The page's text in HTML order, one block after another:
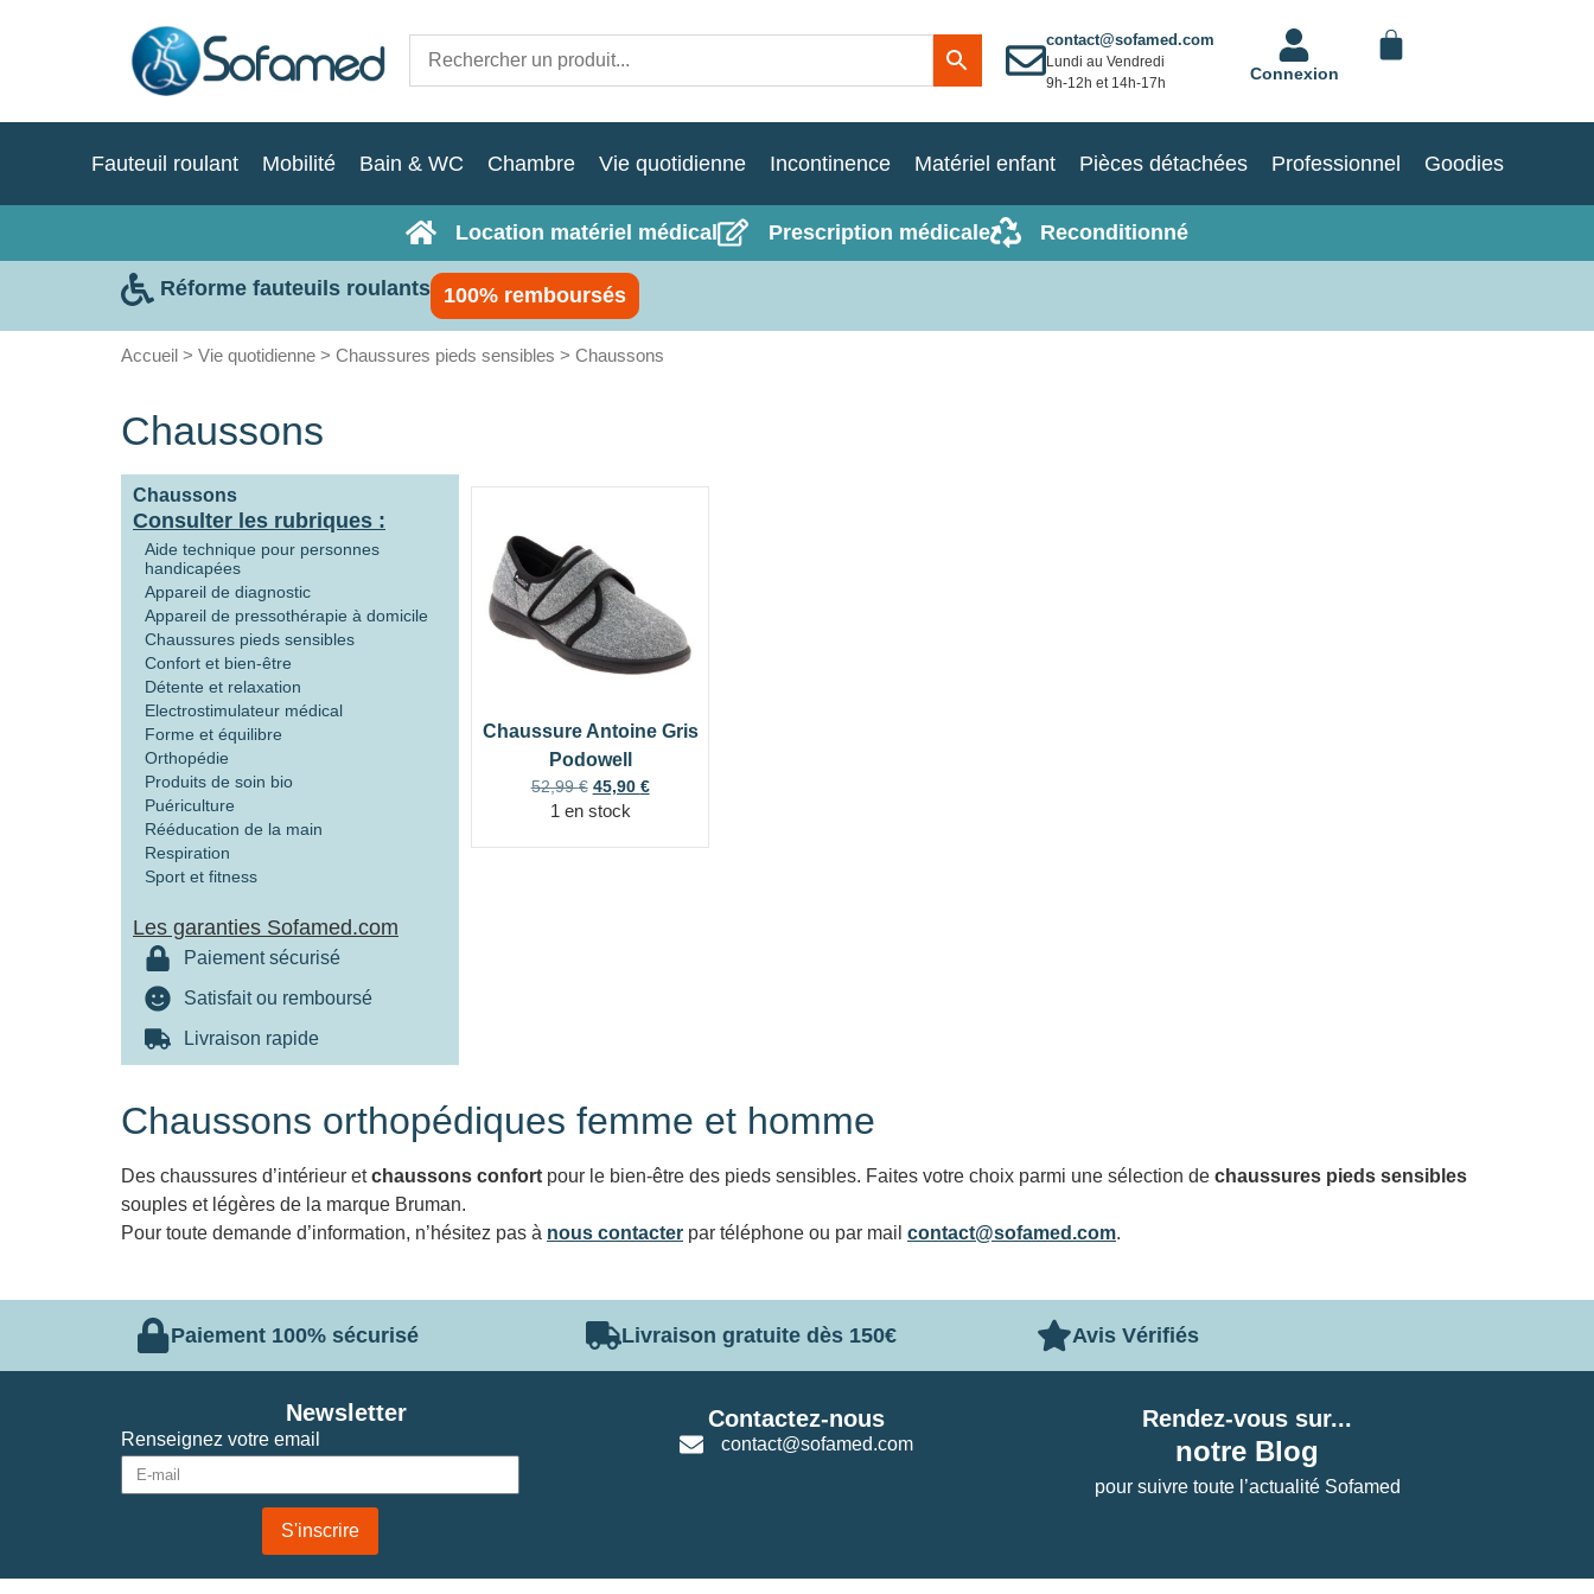
contact@sofamed.com
Lundi au Vendredi
9h-12h et 14h-17h
Connexion
Fauteuil roulant Mobilité Bain & WC Chambre Vie quotidienne Incontinence Matériel enfant Pièces détachées Professionnel Goodies
Location matériel médical Prescription médicale Reconditionné
Réforme fauteuils roulants 100% remboursés
Accueil > Vie quotidienne > Chaussures pieds sensibles > Chaussons
Chaussons
Chaussons
Consulter les rubriques :
Aide technique pour personnes
handicapées
Appareil de diagnostic
Appareil de pressothérapie à domicile
Chaussures pieds sensibles
Confort et bien-être
Détente et relaxation
Electrostimulateur médical
Forme et équilibre
Orthopédie
Produits de soin bio
Puériculture
Rééducation de la main
Respiration
Sport et fitness
Les garanties Sofamed.com
Paiement sécurisé
Satisfait ou remboursé
Livraison rapide
Chaussure Antoine Gris
Podowell
52,99€ 45,90 €
1 en stock
Chaussons orthopédiques femme et homme
Des chaussures d’intérieur etchaussons confort pour le bien-être des pieds sensibles. Faites votre choix parmi une sélection de chaussures pieds sensibles
souples et légères de la marque Bruman.
Pour toute demande d’information, n’hésitez pas à nous contacter par téléphone ou par mail contact@sofamed.com.
Paiement 100% sécurisé Livraison gratuite dès 150€ Avis Vérifiés
Renseignez votre email
S'inscrire
Newsletter Contactez-nous
contact@sofamed.com
Rendez-vous sur...
notre Blog
pour suivre toute l’actualité Sofamed